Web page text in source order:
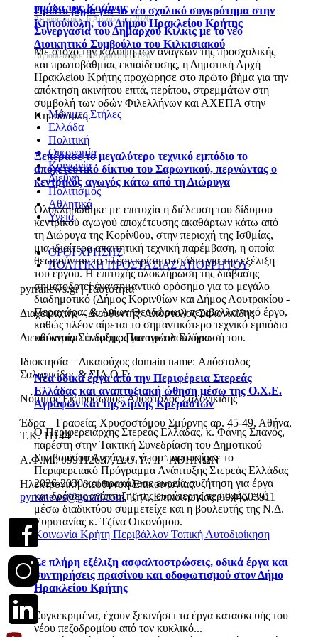
Πρώτο βήμα για το νέο σχολικό συγκρότημα στην
Κηπούπολη, του Δήμου Ηρακλείου Κρήτης
Με στόχο την κάλυψη των αναγκών της προσχολικής
και πρωτοβάθμιας εκπαίδευσης, η Δημοτική Αρχή
Ηρακλείου Κρήτης προχώρησε στο πρώτο βήμα για την
απόκτηση ακινήτου επτά, περίπου, στρεμμάτων στη
συμβολή των οδών Φιλελλήνων και ΑΧΕΠΑ στην
Κηπούπολη.
Ξεπέρασε το μεγαλύτερο τεχνικό εμπόδιο το
αποχετευτικό δίκτυο του Σαρωνικού, περνώντας ο
κεντρικός αγωγός κάτω από τη Διώρυγα
Ολοκληρώθηκε με επιτυχία η διέλευση του δίδυμου
κεντρικού αγωγού αποχέτευσης ακαθάρτων κάτω από
τη Διώρυγα της Κορίνθου, στην περιοχή της Ισθμίας,
μια ιδιαίτερα απαιτητική τεχνική παρέμβαση, η οποία
θεωρούνταν το πλέον κρίσιμο στάδιο για την εξέλιξη
του έργου. Η επιτυχής ολοκλήρωση της διάβασης
σηματοδοτεί ένα σημαντικό ορόσημο για το μεγάλο
διαδημοτικό (Δήμος Κορινθίων και Δήμος Λουτρακίου -
Περαχώρας & Αγίων Θεοδώρων) περιβαλλοντικό έργο,
καθώς πλέον αίρεται το σημαντικότερο τεχνικό εμπόδιο
και ανοίγει ο δρόμος για την ολοκλήρωσή του.
Νέα οδικά έργα από την Περιφέρεια Στερεάς
Ελλάδας και αναπτυξιακή ώθηση μέσω της Ο.Χ.Ε.
Αγράφων και της λίμνης Κρεμαστών
Ο Περιφερειάρχης Στερεάς Ελλάδας, κ. Φάνης Σπανός,
παρέστη στην Τακτική Συνεδρίαση του Δημοτικού
Συμβουλίου Αγράφων, όπου παρουσίασε το
Περιφερειακό Πρόγραμμα Ανάπτυξης Στερεάς Ελλάδας
2026-2030 και προκάλεσε ευρεία συζήτηση για έργα
και δράσεις ανάπτυξης της ευρύτερης περιοχής, ενώ
μέσω διαδικτύου συμμετείχε και η βουλευτής της Ν.Δ.
Ευρυτανίας κ. Τζίνα Οικονόμου.
Κοινωνία Κρήτη Περιβάλλον Τοπική Αυτοδιοίκηση
Σε πλήρη εξέλιξη ασφαλτοστρώσεις, οδικά έργα και
συντηρήσεις πρασίνου και οδοφωτισμού στον Δήμο
Ηρακλείου Κρήτης
Συγκεκριμένα, έχουν ξεκινήσει τα έργα κατασκευής του
νέου πεζοδρομίου από τον κυκλικό...
ομάδα της Κοζάνης
Δημοσιεύτηκε: 6 Αυγούστου 2026
Συνεργασία του Δημάρχου Κιλκίς με το νέο
Διοικητικό Συμβούλιο του Κιλκισιακού
Δημοσιεύτηκε: 6 Αυγούστου 2026
Μόνιμες Στήλες
Ελλάδα
Πολιτική
Οικονομία
Κοινωνία
Διεθνή
Πολιτισμός
Αθλητικά
Υγεία
ΟΡΟΙ ΧΡΗΣΗΣ
ΠΟΛΙΤΙΚΗ ΠΡΟΣΤΑΣΙΑΣ ΑΠΟΡΡΗΤΟΥ
pyrranews.gr | Ταυτότητα
Διαχειριστής – Διευθυντής: Απόστολος Σαλονικίδης
Διευθύντρια Σύνταξης: Παναγιώτα Σούγια
Ιδιοκτησία – Δικαιούχος domain name: Απόστολος
Σαλονικίδης & ΣΙΑ Ο.Ε.
Νόμιμος Εκπρόσωπος: Απόστολος Σαλονικίδης
Έδρα – Γραφεία: Χρυσοστόμου Σμύρνης αρ. 45-49, Αθήνα,
Τ.Κ. 11144
Α.Φ.Μ.: 099112637, Δ.Ο.Υ.: ΙΓ΄ ΑΘΗΝΩΝ
Ηλεκτρονική διεύθυνση Επικοινωνίας:
pyrranews@gmail.com, Τηλ. Επικοινωνίας: 6944503911